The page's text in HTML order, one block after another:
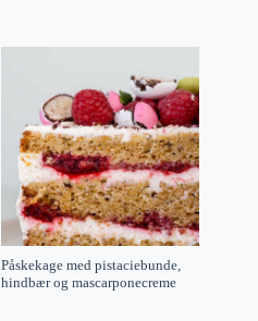
Påskekage med pistaciebunde,
hindbær og mascarponecreme